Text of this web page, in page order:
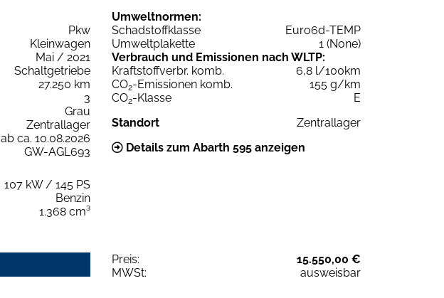
Pkw
Kleinwagen
Mai / 2021
Schaltgetriebe
27.250 km
3
Grau
Zentrallager
ab ca. 10.08.2026
GW-AGL693
107 kW / 145 PS
Benzin
1.368 cm³
Umweltnormen:
Schadstoffklasse
Euro6d-TEMP
Umweltplakette
1 (None)
Verbrauch und Emissionen nach WLTP:
Kraftstoffverbr. komb.
6,8 l/100km
CO2-Emissionen komb.
155 g/km
CO2-Klasse
E
Standort
Zentrallager
Details zum Abarth 595 anzeigen
Preis:
15.550,00 €
MWSt:
ausweisbar